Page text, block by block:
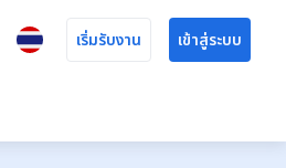
เริ่มรับงาน เข้าสู่ระบบ